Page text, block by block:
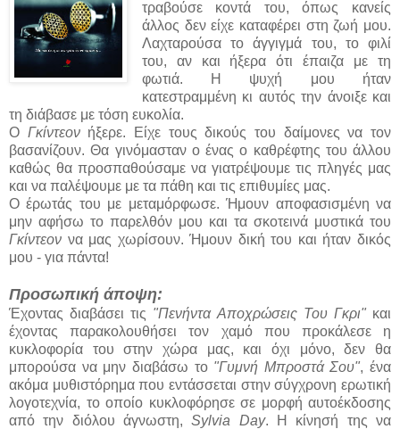
τραβούσε κοντά του, όπως κανείς
άλλος δεν είχε καταφέρει στη ζωή μου.
Λαχταρούσα το άγγιγμά του, το φιλί
του, αν και ήξερα ότι έπαιζα με τη
φωτιά. Η ψυχή μου ήταν
κατεστραμμένη κι αυτός την άνοιξε και
τη διάβασε με τόση ευκολία.
Ο Γκίντεονήξερε. Είχε τους δικούς του δαίμονες να τον
βασανίζουν. Θα γινόμασταν ο ένας ο καθρέφτης του άλλου
καθώς θα προσπαθούσαμε να γιατρέψουμε τις πληγές μας
και να παλέψουμε με τα πάθη και τις επιθυμίες μας.
Ο έρωτάς του με μεταμόρφωσε. Ήμουν αποφασισμένη να
μην αφήσω το παρελθόν μου και τα σκοτεινά μυστικά του
Γκίντεον να μας χωρίσουν. Ήμουν δική του και ήταν δικός
μου - για πάντα!
Προσωπική άποψη:
Έχοντας διαβάσει τις "Πενήντα Αποχρώσεις Του Γκρι"και
έχοντας παρακολουθήσει τον χαμό που προκάλεσε η
κυκλοφορία του στην χώρα μας, και όχι μόνο, δεν θα
μπορούσα να μην διαβάσω το "Γυμνή Μπροστά Σου", ένα
ακόμα μυθιστόρημα που εντάσσεται στην σύγχρονη ερωτική
λογοτεχνία, το οποίο κυκλοφόρησε σε μορφή αυτοέκδοσης
από την διόλου άγνωστη,Sylvia Day. Η κίνησή της να